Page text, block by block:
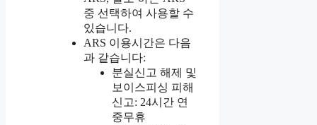
중 선택하여 사용할 수
있습니다.
ARS 이용시간은 다음
과 같습니다:
분실신고 해제 및
보이스피싱 피해
신고: 24시간 연
중무휴